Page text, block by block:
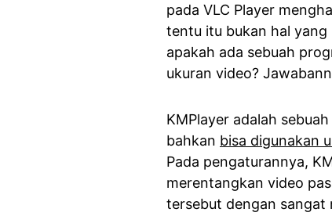
pada VLC Player
tentu itu bukan hal yang
apakah ada sebuah
ukuran video?
KMPlayer adalah
bahkan bisa digunakan
Pada pengaturannya,
merentangkan video
tersebut dengan sangat